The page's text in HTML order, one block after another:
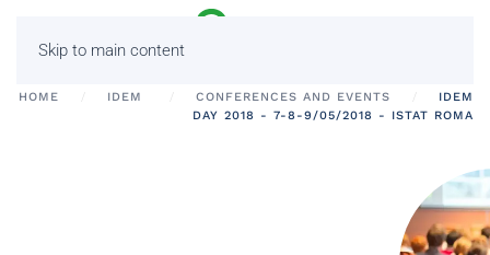
Skip to main content
HOME IDEM CONFERENCES AND EVENTS
IDEM
DAY 2018 - 7-8-9/05/2018 - ISTAT ROMA